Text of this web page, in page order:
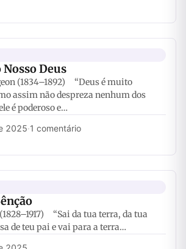
Nosso Deus
(1834–1892) “Deus é muito
assim não despreza nenhum dos
é poderoso e…
2025·1 comentário
“Sai da tua terra, da tua
de teu pai e vai para a terra…